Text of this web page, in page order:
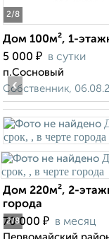
2/8
Дом 100м², 1-
5 000 ₽ в сутки
п.Сосновый
Собственник,
2/8
‹
Дом 220м², 2-
города
70 000 ₽ в месяц